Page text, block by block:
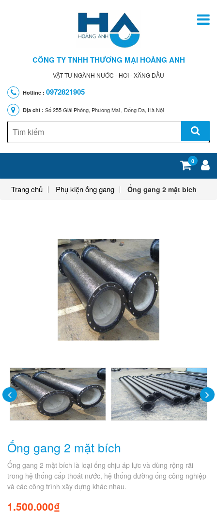
CÔNG TY TNHH THƯƠNG MẠI HOÀNG ANH
VẬT TƯ NGÀNH NƯỚC - HƠI - XĂNG DẦU
Hotline : 0972821905
Địa chỉ : Số 255 Giải Phóng, Phương Mai , Đống Đa, Hà Nội
0
Trang chủ Phụ kiện ống gang Ống gang 2 mặt bích
Ống gang 2 mặt bích
Ống gang 2 mặt bích là loại ống chịu áp lực và dùng rộng rãi
trong hệ thống cấp thoát nước, hệ thống đường ống công nghiệp
và các công trình xây dựng khác nhau.
₫
1.500.000